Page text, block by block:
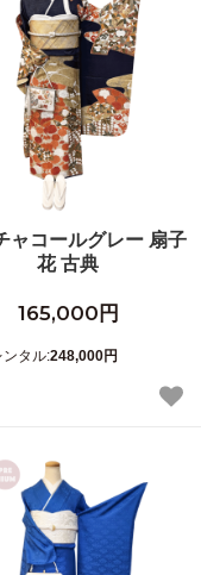
ャコールグレー 扇子
花 古典
165,000円
ンタル:248,000円